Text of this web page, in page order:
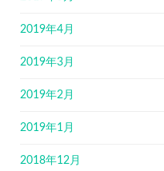
2019年4月
2019年3月
2019年2月
2019年1月
2018年12月